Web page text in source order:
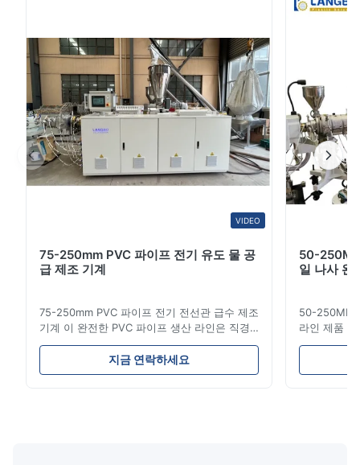
표 remover→ 수동 분리 table→ 금속 탐지기 → 벨트 콘베
이어 → Crusher→ 나사 conveyor→ 뜨 ...
0
J John
Nov 22.2025
The machine is robust and very stable during operation. Shreds
Feb 11.2025
are crushed smoothly. Very reliable for continuous operation.
VIDEO
75-250mm PVC 파이프 전기 유도 물 공
급 제조 기계
75-250mm PVC 파이프 전기 전선관 급수 제조
기계 이 완전한 PVC 파이프 생산 라인은 직경
16mm에서 800mm까지 고품질 PVC/UPVC 파
이프를 제조합니다. 이 시스템은 다양한 직경과
벽 두께 사양의 전기 전선관, 급수관 및 건설 배
지금 연락하세요
50-
일 나사 완
50-250MM
라인 제품
적으로 연료
기계적 강도